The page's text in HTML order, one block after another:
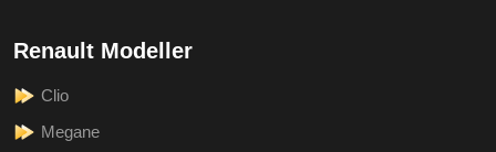
Renault Modeller
Clio
Megane